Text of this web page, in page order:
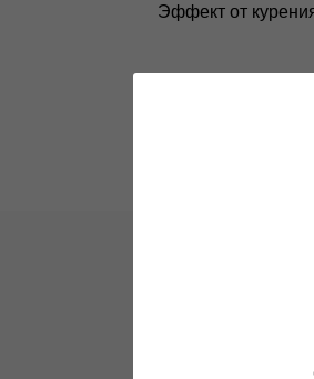
Эффект от
Новости и
Все самое